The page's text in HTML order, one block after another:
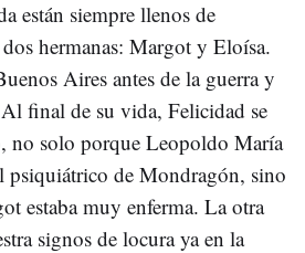
están siempre llenos de
hermanas: Margot y Eloísa.
Aires antes de la guerra y
final de su vida, Felicidad se
no solo porque Leopoldo María
psiquiátrico de Mondragón, sino
estaba muy enferma. La otra
signos de locura ya en la